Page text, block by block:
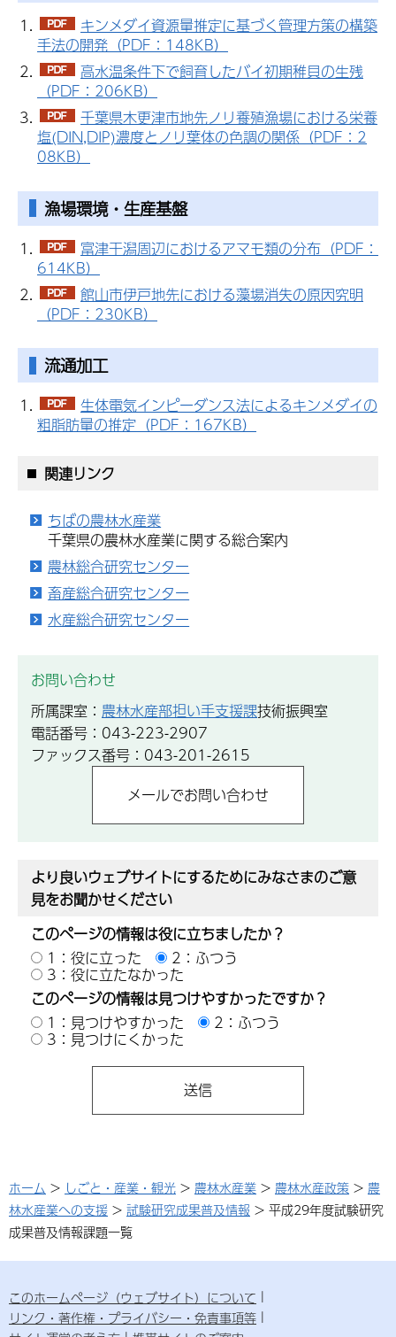
キンメダイ資源量推定に基づく管理方策の構築
手法の開発（PDF：148KB）
高水温条件下で飼育したバイ初期稚貝の生残
（PDF：206KB）
千葉県木更津市地先ノリ養殖漁場における栄養
塩(DIN,DIP)濃度とノリ葉体の色調の関係（PDF：2
08KB）
漁場環境・生産基盤
富津干潟周辺におけるアマモ類の分布（PDF：
614KB）
館山市伊戸地先における藻場消失の原因究明
（PDF：230KB）
流通加工
生体電気インピーダンス法によるキンメダイの
粗脂肪量の推定（PDF：167KB）
関連リンク
ちばの農林水産業
千葉県の農林水産業に関する総合案内
農林総合研究センター
畜産総合研究センター
水産総合研究センター
お問い合わせ
所属課室： 農林水産部担い手支援課技術振興室
電話番号：043-223-2907
ファックス番号：043-201-2615
より良いウェブサイトにするためにみなさまのご意
見をお聞かせください
このページの情報は役に立ちましたか？
1：役に立った
2：ふつう
3：役に立たなかった
このページの情報は見つけやすかったですか？
1：見つけやすかった
2：ふつう
3：見つけにくかった
ホーム > しごと・産業・観光 > 農林水産業 > 農林水産政策 > 農
林水産業への支援 > 試験研究成果普及情報 > 平成29年度試験研究
成果普及情報課題一覧
このホームページ（ウェブサイト）について
リンク・著作権・プライバシー・免責事項等